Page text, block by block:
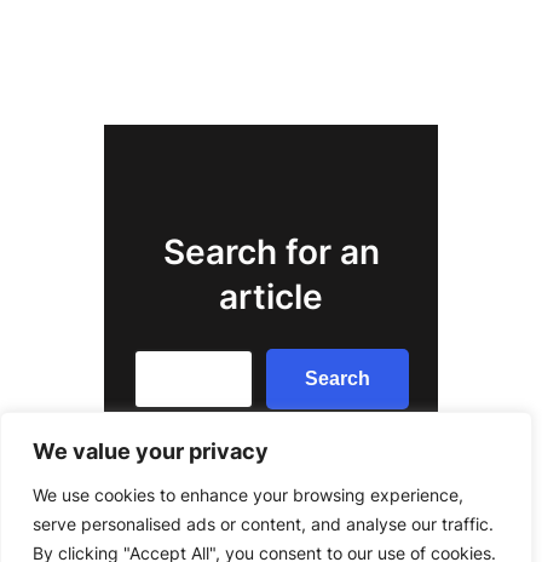
We value your privacy
We use cookies to enhance your browsing experience,
serve personalised ads or content, and analyse our traffic.
By clicking "Accept All", you consent to our use of cookies.
Search for an
article
Search